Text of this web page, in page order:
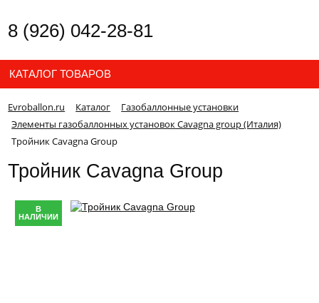
8 (926) 042-28-81
КАТАЛОГ ТОВАРОВ
Evroballon.ru Каталог
Газобаллонные установки
Элементы газобаллонных установок Cavagna group (Италия)
Тройник Cavagna Group
Тройник Cavagna Group
В
НАЛИЧИИ